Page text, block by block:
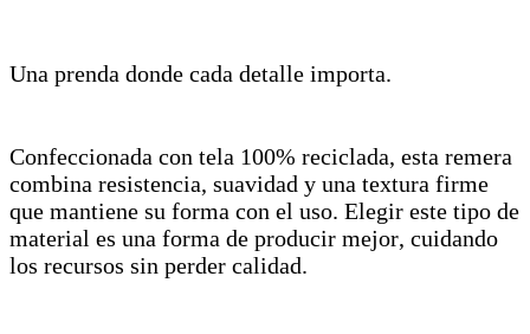
Una prenda donde cada detalle importa.
Confeccionada con tela 100% reciclada, esta remera
combina resistencia, suavidad y una textura firme
que mantiene su forma con el uso. Elegir este tipo de
material es una forma de producir mejor, cuidando
los recursos sin perder calidad.